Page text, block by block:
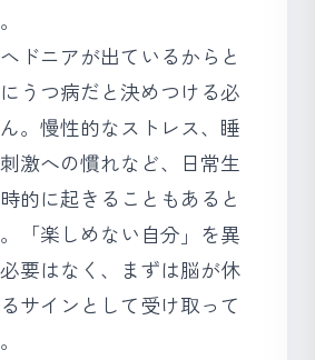
ドニアが出ているからと
うつ病だと決めつける必
。慢性的なストレス、睡
激への慣れなど、日常生
的に起きることもあると
「楽しめない自分」を異
要はなく、まずは脳が休
サインとして受け取って